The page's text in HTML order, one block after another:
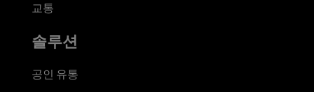
교통
솔루션
공인 유통